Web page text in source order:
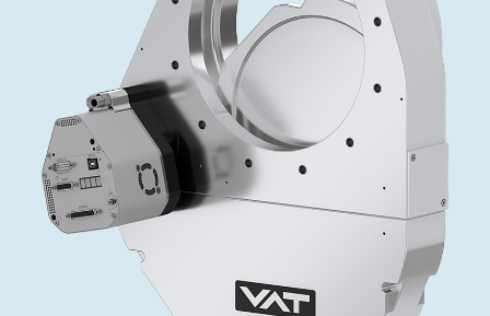
真空振り子式バルブ
圧力リリーフ／ベントバルブ
ガス封入弁
3ポジションバルブ
バキュームチェックバルブ
緊急遮断/ビームストッパーバルブ
OLEDのインクジェット印刷
サブファブシステム
医薬品の凍結乾燥
あなたのアプリケーション
Analyst coverage
Contact for investors
News services
Glossary
連絡先